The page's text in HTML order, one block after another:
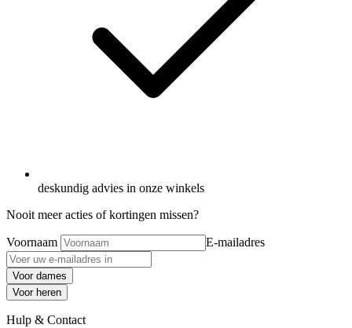
deskundig advies in onze winkels
Nooit meer acties of kortingen missen?
Voornaam E-mailadres
Voor dames
Voor heren
Hulp & Contact